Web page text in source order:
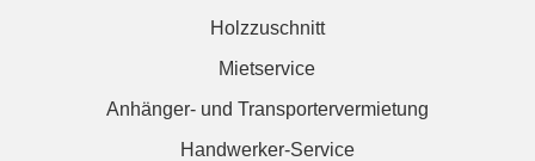
Holzzuschnitt
Mietservice
Anhänger- und Transportervermietung
Handwerker-Service